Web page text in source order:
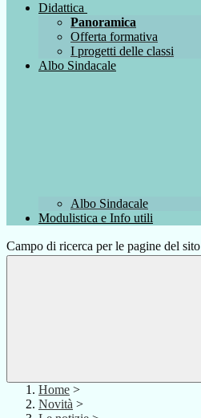
Didattica
Panoramica
Offerta formativa
I progetti delle classi
Albo Sindacale
Albo Sindacale
Modulistica e Info utili
Campo di ricerca per le pagine del sito
Home >
Novità >